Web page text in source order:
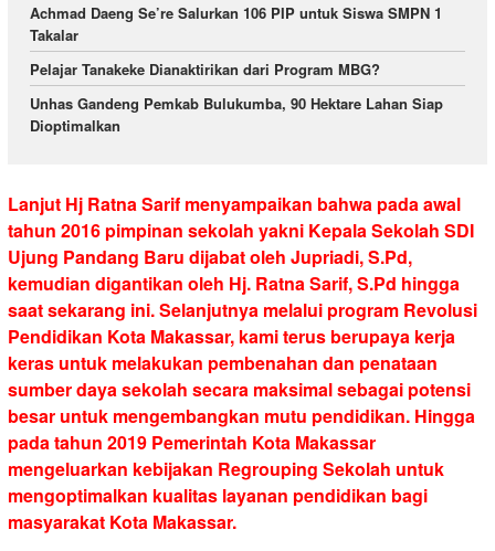
Achmad Daeng Se’re Salurkan 106 PIP untuk Siswa SMPN 1
Takalar
Pelajar Tanakeke Dianaktirikan dari Program MBG?
Unhas Gandeng Pemkab Bulukumba, 90 Hektare Lahan Siap
Dioptimalkan
Lanjut Hj Ratna Sarif menyampaikan bahwa pada awal
tahun 2016 pimpinan sekolah yakni Kepala Sekolah SDI
Ujung Pandang Baru dijabat oleh Jupriadi, S.Pd,
kemudian digantikan oleh Hj. Ratna Sarif, S.Pd hingga
saat sekarang ini. Selanjutnya melalui program Revolusi
Pendidikan Kota Makassar, kami terus berupaya kerja
keras untuk melakukan pembenahan dan penataan
sumber daya sekolah secara maksimal sebagai potensi
besar untuk mengembangkan mutu pendidikan. Hingga
pada tahun 2019 Pemerintah Kota Makassar
mengeluarkan kebijakan Regrouping Sekolah untuk
mengoptimalkan kualitas layanan pendidikan bagi
masyarakat Kota Makassar.